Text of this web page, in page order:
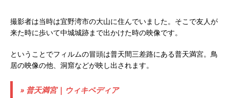
撮影者は当時は宜野湾市の大山に住んでいました。そこで友人が
来た時に歩いて中城城跡まで出かけた時の映像です。
ということでフィルムの冒頭は普天間三差路にある普天満宮。鳥
居の映像の他、洞窟などが映し出されます。
» 普天満宮 | ウィキペディア